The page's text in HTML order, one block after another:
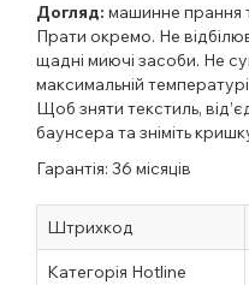
Догляд: машинне прання
Прати окремо. Не
щадні миючі засоби. Не
максимальній
Щоб зняти текстиль,
баунсера та зніміть
Гарантія: 36 місяців
Штрихкод
Категорія Hotline